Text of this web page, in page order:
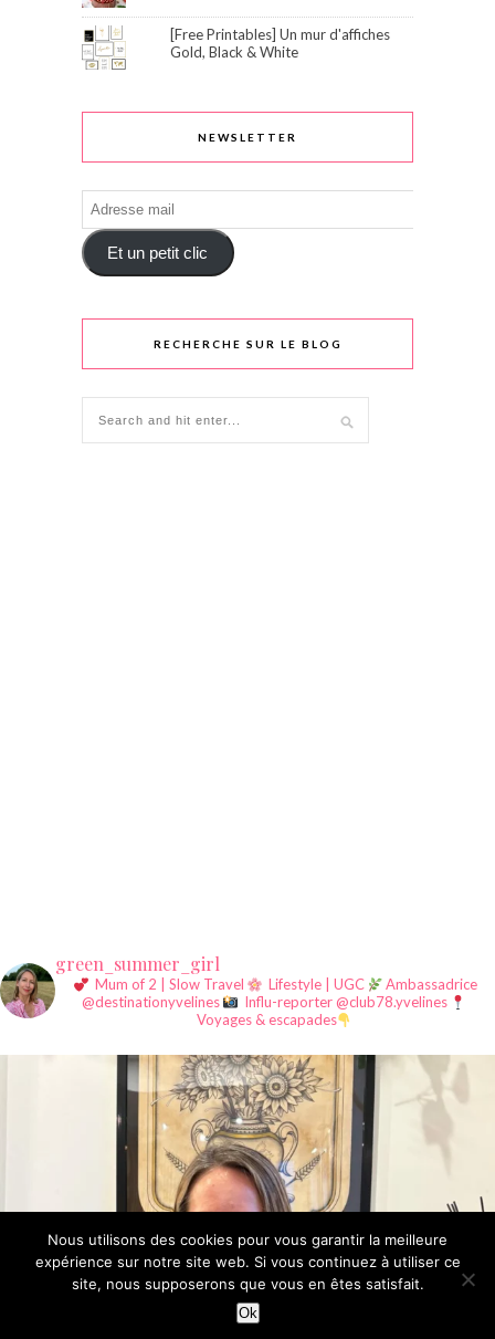
[Free Printables] Un mur d'affiches
Gold, Black & White
NEWSLETTER
Adresse
mail
Et un petit clic
RECHERCHE SUR LE BLOG
green_summer_girl
Mum of 2 | Slow Travel Lifestyle | UGC
Ambassadrice
@destinationyvelines
Influ-reporter @club78.yvelines
Voyages & escapades
Nous utilisons des cookies pour vous garantir la meilleure
expérience sur notre site web. Si vous continuez à utiliser ce
site, nous supposerons que vous en êtes satisfait.
Ok